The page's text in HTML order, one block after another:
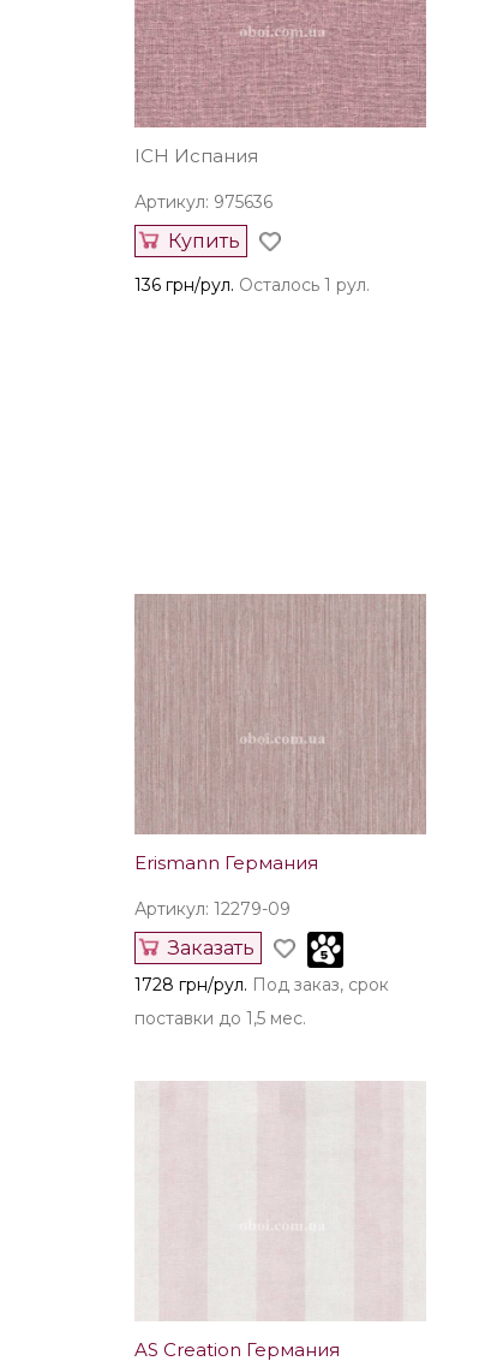
ICH Испания
Артикул: 975636
Купить
136 грн/рул. Осталось 1 рул.
Erismann Германия
Артикул: 12279-09
Заказать
1728 грн/рул. Под заказ, срок
поставки до 1,5 мес.
AS Creation Германия